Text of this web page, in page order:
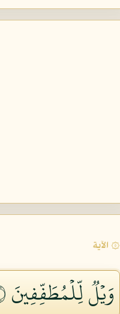
۞ الآية
وَيۡلٞ لِّلۡمُطَفِّفِينَ ١